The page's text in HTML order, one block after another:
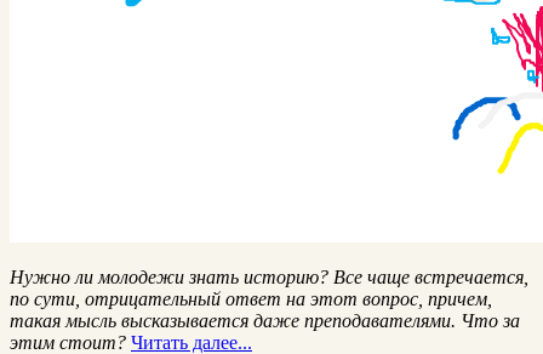
Нужно ли молодежи знать историю? Все чаще встречается,
по сути, отрицательный ответ на этот вопрос, причем,
такая мысль высказывается даже преподавателями. Что за
этим стоит? Читать далее...